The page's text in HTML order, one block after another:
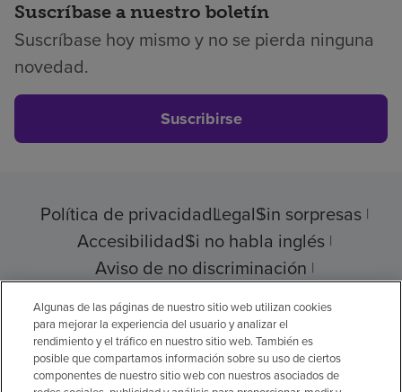
Suscríbase a nuestro boletín
Suscríbase hoy mismo y no se pierda ninguna
novedad.
Suscribirse
Política de privacidadLegalSin sorpresas
AccesibilidadSi no habla inglés
Aviso de no discriminación
Cumplimiento de los proveedores
© 2026 Encompass Health Corporation
Algunas de las páginas de nuestro sitio web utilizan cookies
para mejorar la experiencia del usuario y analizar el
rendimiento y el tráfico en nuestro sitio web. También es
posible que compartamos información sobre su uso de ciertos
componentes de nuestro sitio web con nuestros asociados de